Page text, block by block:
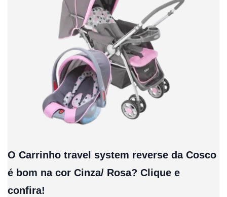
O Carrinho travel system reverse da Cosco
é bom na cor Cinza/ Rosa? Clique e
confira!